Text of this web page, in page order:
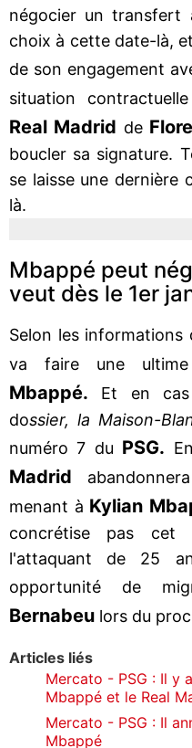
négocier un
choix à cette date-là,
de son engagement
situation
Real Madrid de
boucler sa signature.
se laisse une dernière
là.
Mbappé peut
veut dès le 1er
Selon les informations
va faire une
Mbappé. Et en cas
dossier, la Maison-
numéro 7 du PSG.
Madrid
menant à Kylian
concrétise pas
l'attaquant de 25
opportunité de
Bernabeu lors du
Articles liés
Mercato - PSG : Il y
Mbappé et le Real
Mercato - PSG : Il
Mbappé